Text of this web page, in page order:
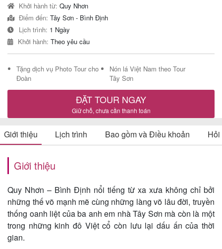
Combo
Quy
Nhơn
Lịch
du
Về
Quy
Khởi hành từ: Quy Nhơn
Điểm đến: Tây Sơn - Bình Định
Lịch trình: 1 Ngày
Khởi hành: Theo yêu cầu
Tặng dịch vụ Photo Tour cho
Đoàn
Nón lá Việt Nam theo Tour
Tây Sơn
ĐẶT TOUR NGAY
Giữ chỗ, chưa cần thanh toán
Giới thiệu Lịch trình Bao gồm và Điều khoản
Giới thiệu
Quy Nhơn – Bình Định nổi tiếng từ xa xưa không chỉ bởi
những thế võ mạnh mẽ cùng những làng võ lâu đời, truyền
thống oanh liệt của ba anh em nhà Tây Sơn mà còn là một
trong những kinh đô Việt cổ còn lưu lại dấu ấn của thời
gian.